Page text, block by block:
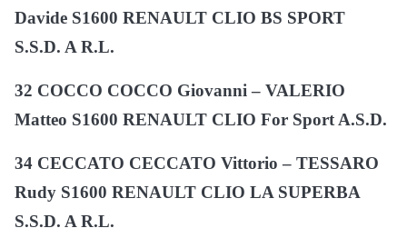
Davide S1600 RENAULT CLIO BS SPORT
S.S.D. A R.L.
32 COCCO COCCO Giovanni – VALERIO
Matteo S1600 RENAULT CLIO For Sport A.S.D.
34 CECCATO CECCATO Vittorio – TESSARO
Rudy S1600 RENAULT CLIO LA SUPERBA
S.S.D. A R.L.